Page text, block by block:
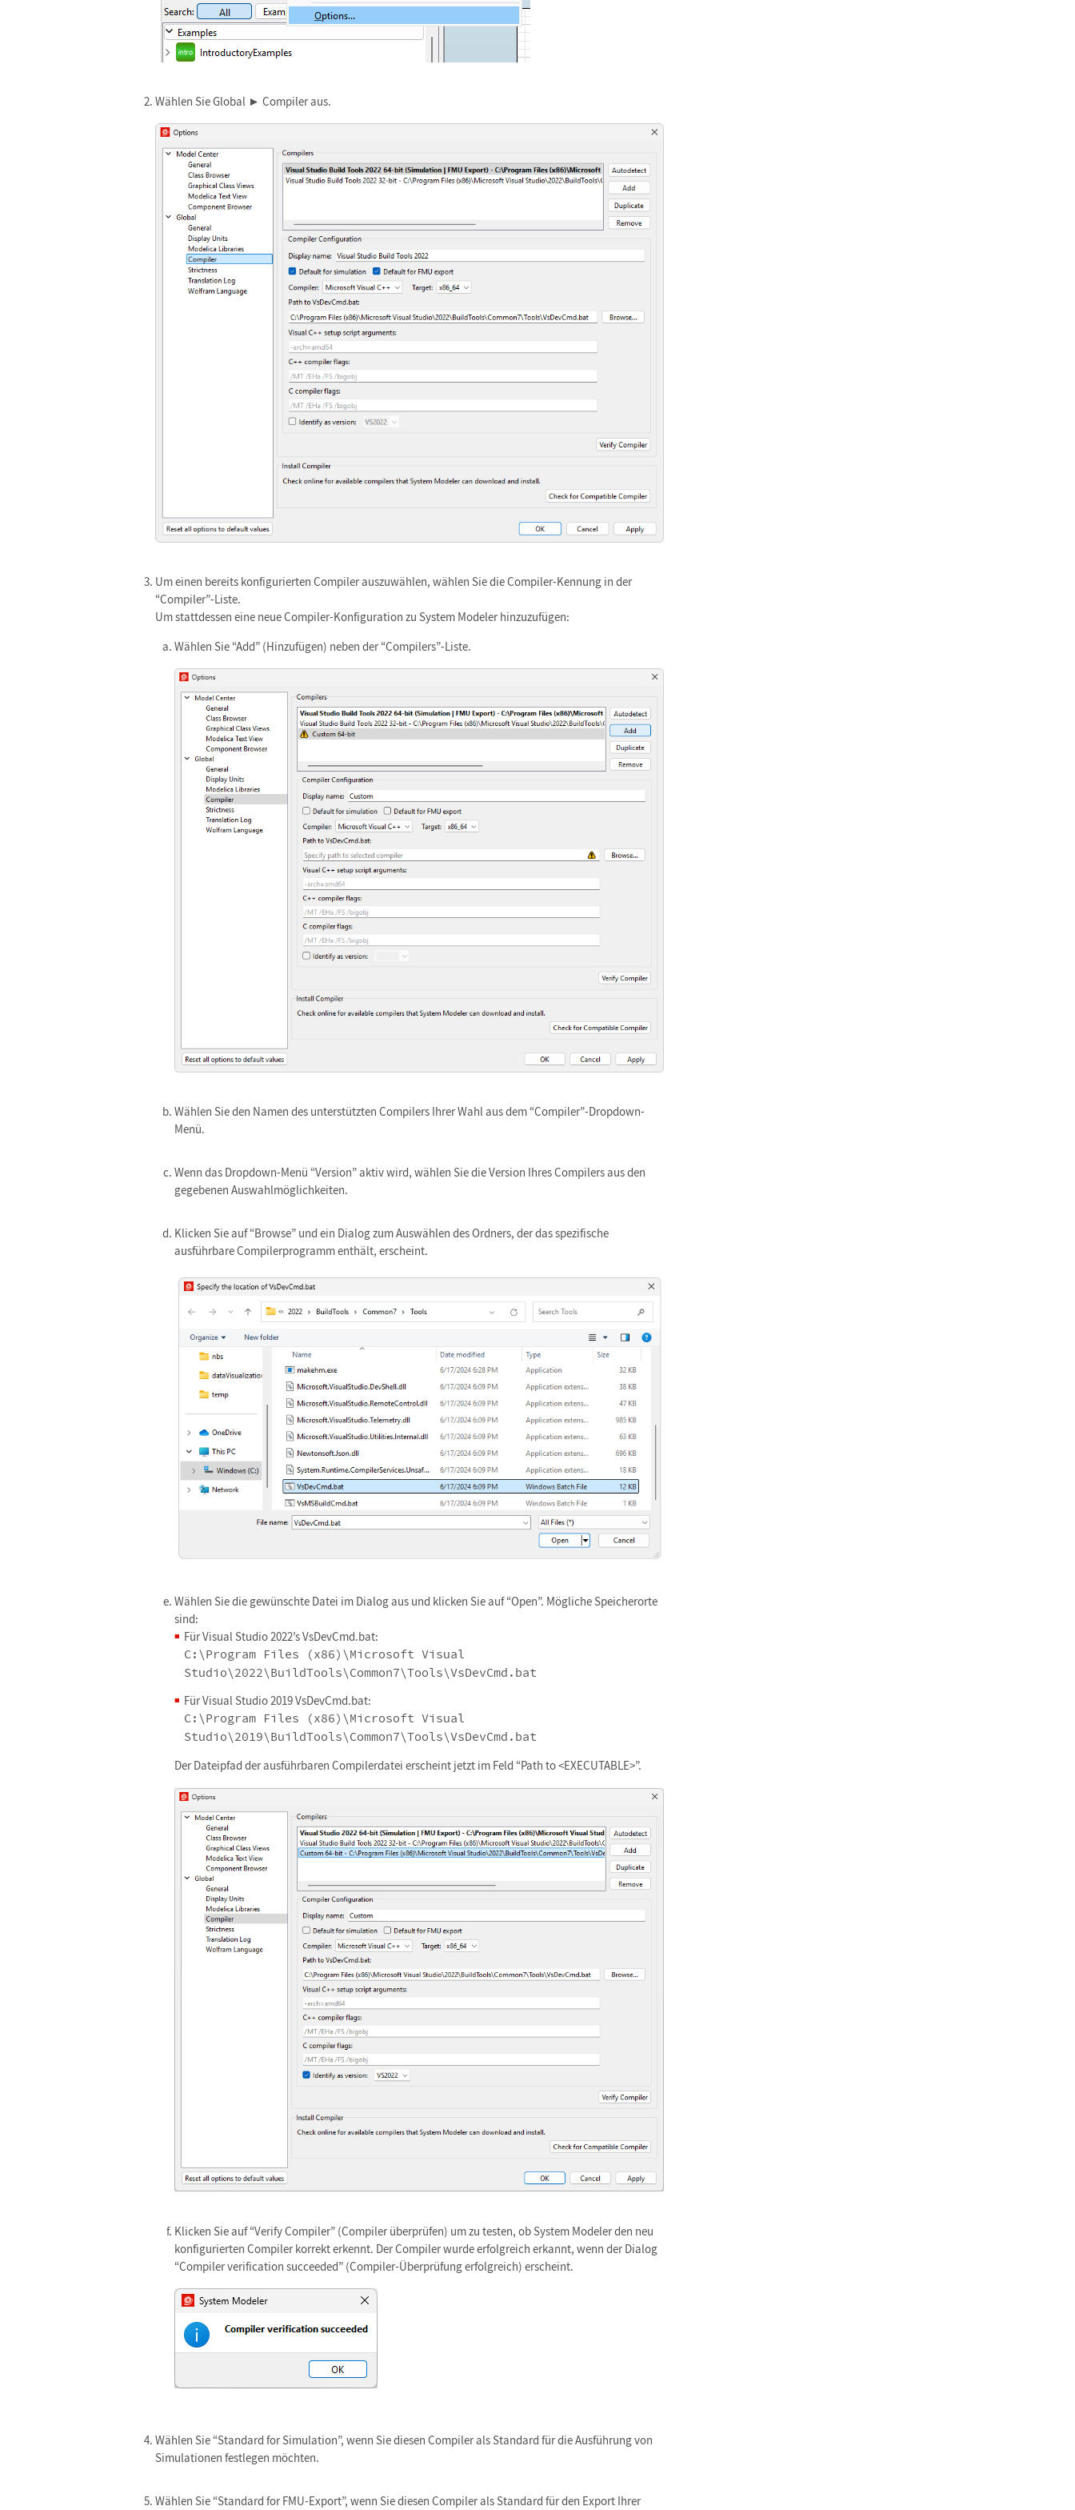
Wählen Sie Global ► Compiler aus.
Um einen bereits konfigurierten Compiler auszuwählen, wählen Sie die Compiler-Kennung in der
“Compiler”-Liste.
Um stattdessen eine neue Compiler-Konfiguration zu System Modeler hinzuzufügen:
Wählen Sie “Add” (Hinzufügen) neben der “Compilers”-Liste.
Wählen Sie den Namen des unterstützten Compilers Ihrer Wahl aus dem “Compiler”-Dropdown-
Menü.
Wenn das Dropdown-Menü “Version” aktiv wird, wählen Sie die Version Ihres Compilers aus den
gegebenen Auswahlmöglichkeiten.
Klicken Sie auf “Browse” und ein Dialog zum Auswählen des Ordners, der das spezifische
ausführbare Compilerprogramm enthält, erscheint.
Wählen Sie die gewünschte Datei im Dialog aus und klicken Sie auf “Open”. Mögliche Speicherorte
sind:
Für Visual Studio 2022’s VsDevCmd.bat:
C:\Program Files (x86)\Microsoft Visual
Studio\2022\BuildTools\Common7\Tools\VsDevCmd.bat
Für Visual Studio 2019 VsDevCmd.bat:
C:\Program Files (x86)\Microsoft Visual
Studio\2019\BuildTools\Common7\Tools\VsDevCmd.bat
Der Dateipfad der ausführbaren Compilerdatei erscheint jetzt im Feld “Path to <EXECUTABLE>”.
Klicken Sie auf “Verify Compiler” (Compiler überprüfen) um zu testen, ob System Modeler den neu
konfigurierten Compiler korrekt erkennt. Der Compiler wurde erfolgreich erkannt, wenn der Dialog
“Compiler verification succeeded” (Compiler-Überprüfung erfolgreich) erscheint.
Wählen Sie “Standard for Simulation”, wenn Sie diesen Compiler als Standard für die Ausführung von
Simulationen festlegen möchten.
Wählen Sie “Standard for FMU-Export”, wenn Sie diesen Compiler als Standard für den Export Ihrer